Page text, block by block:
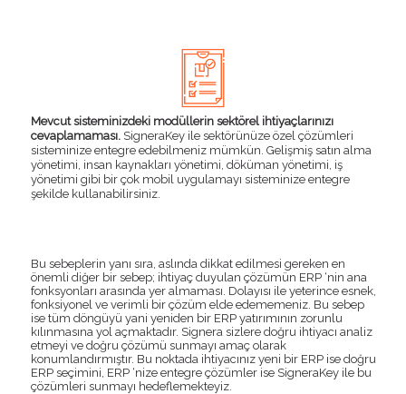
Mevcut sisteminizdeki modüllerin sektörel ihtiyaçlarınızı
cevaplamaması. SigneraKey ile sektörünüze özel çözümleri
sisteminize entegre edebilmeniz mümkün. Gelişmiş satın alma
yönetimi, insan kaynakları yönetimi, döküman yönetimi, iş
yönetimi gibi bir çok mobil uygulamayı sisteminize entegre
şekilde kullanabilirsiniz.
Bu sebeplerin yanı sıra, aslında dikkat edilmesi gereken en
önemli diğer bir sebep; ihtiyaç duyulan çözümün ERP ‘nin ana
fonksyonları arasında yer almaması. Dolayısı ile yeterince esnek,
fonksiyonel ve verimli bir çözüm elde edememeniz. Bu sebep
ise tüm döngüyü yani yeniden bir ERP yatırımının zorunlu
kılınmasına yol açmaktadır. Signera sizlere doğru ihtiyacı analiz
etmeyi ve doğru çözümü sunmayı amaç olarak
konumlandırmıştır. Bu noktada ihtiyacınız yeni bir ERP ise doğru
ERP seçimini, ERP ‘nize entegre çözümler ise SigneraKey ile bu
çözümleri sunmayı hedeflemekteyiz.